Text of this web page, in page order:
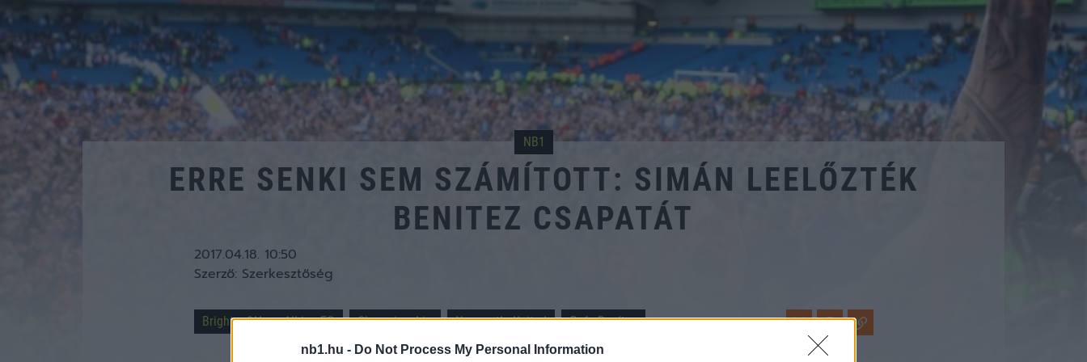
nb1.hu - Do Not Process My Personal Information
NB1
ERRE SENKI SEM SZÁMÍTOTT: SIMÁN LEELŐZTÉK
BENITEZ CSAPATÁT
2017.04.18. 10:50
Szerző: Szerkesztőség
Brighton&Hove Albion FC Championship Newcastle United Rafa Benítez